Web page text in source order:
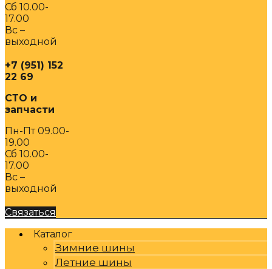
Сб 10.00-
17.00
Вс –
выходной
+7 (951) 152
22 69
СТО и
запчасти
Пн-Пт 09.00-
19.00
Сб 10.00-
17.00
Вс –
выходной
Связаться
Каталог
Зимние шины
Летние шины